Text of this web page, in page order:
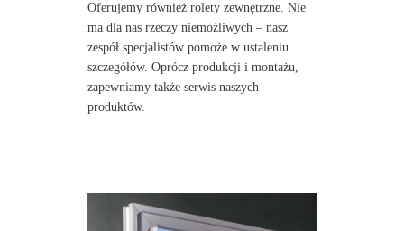
Oferujemy również rolety zewnętrzne. Nie
ma dla nas rzeczy niemożliwych – nasz
zespół specjalistów pomoże w ustaleniu
szczegółów. Oprócz produkcji i montażu,
zapewniamy także serwis naszych
produktów.